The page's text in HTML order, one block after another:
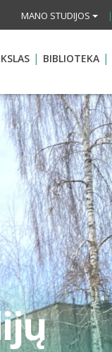
MANO STUDIJOS |
BIBLIOTEKA